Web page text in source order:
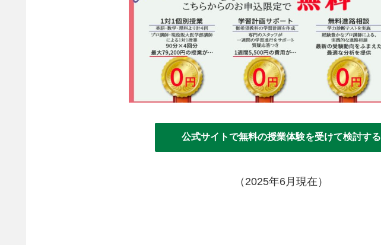
公式サイトで無料の授業体験を受けて検討する
（2025年6月現在）